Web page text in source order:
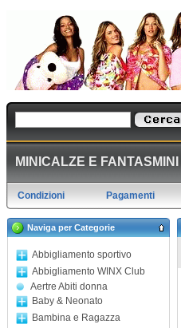
MINICALZE E FANTASMINI
Condizioni Pagamenti
Naviga per Categorie
Abbigliamento sportivo
Abbigliamento WINX Club
Aertre Abiti donna
Baby & Neonato
Bambina e Ragazza